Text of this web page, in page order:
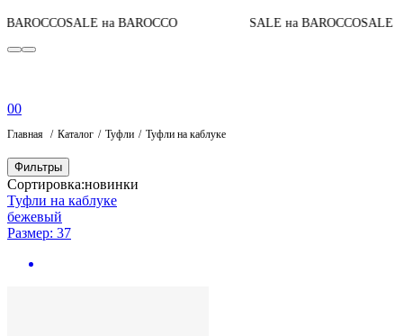
SALE на BAROCCO SALE на BAROCCOSALE на
00
Главная Каталог Туфли Туфли на каблуке
Фильтры
Сортировка:новинки
Туфли на каблуке
бежевый
Размер: 37